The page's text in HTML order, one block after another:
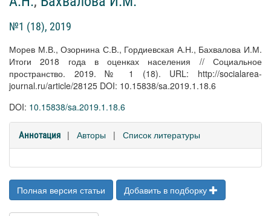
№1 (18), 2019
Морев М.В., Озорнина С.В., Гордиевская А.Н., Бахвалова И.М.
Итоги 2018 года в оценках населения // Социальное
пространство. 2019. № 1 (18). URL: http://socialarea-
journal.ru/article/28125 DOI: 10.15838/sa.2019.1.18.6
DOI: 10.15838/sa.2019.1.18.6
Аннотация | Авторы | Список литературы
Полная версия статьи Добавить в подборку